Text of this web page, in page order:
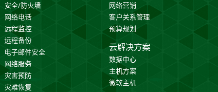
安全/防火墙
网络电话
远程监控
远程备份
电子邮件安全
网络服务
灾害预防
灾难恢复
网络营销
客户关系管理
预算规划
云解决方案
数据中心
主机方案
微软主机